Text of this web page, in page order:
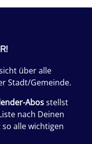
über alle
Stadt/Gemeinde.
Abosstellst
nach Deinen
alle wichtigen